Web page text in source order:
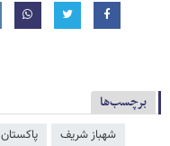
برچسب‌ها
شهباز شریف پاکستان